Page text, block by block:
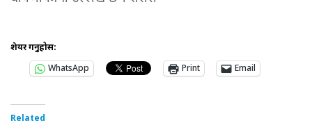
शेयर गर्नुहोस:
WhatsApp
Print Email
Related